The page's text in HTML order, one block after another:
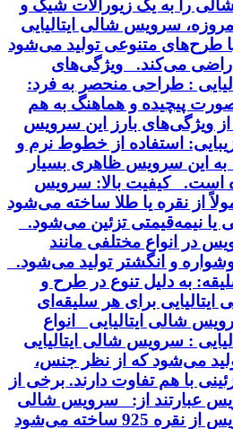
را به یک زیورآلات شیک و
سرویس شالی ایتالیایی
طرح‌های متنوعی تولید می‌شود
راضی می‌کند. ویژگی‌های
: طراحی منحصر به فرد:
پیچیده و هماهنگ به هم
ویژگی‌های بارز این سرویس
استفاده از خطوط نرم و
این سرویس ظاهری بسیار
است. کیفیت بالا: سرویس
از نقره یا طلا ساخته می‌شود
یا نیمه‌قیمتی تزئین می‌شود.
در انواع مختلفی مانند
و انگشتر تولید می‌شود.
به دلیل تنوع در طرح و
برای هر سلیقه‌ای
شالی ایتالیایی انواع
: سرویس شالی ایتالیایی
می‌شود که از نظر جنس،
با هم تفاوت دارند. برخی از
عبارتند از: سرویس شالی
نقره: این نوع سرویس از نقره 925 ساخته می‌شود